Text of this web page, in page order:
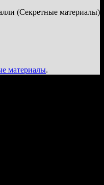
(Секретные материалы)
материалы.